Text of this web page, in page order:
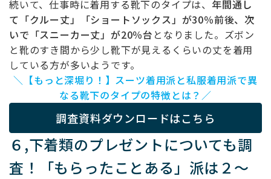
続いて、仕事時に着用する靴下のタイプは、 年間通し
て「クルー丈」「ショートソックス」が30％前後、次
いで「スニーカー丈」が20％台 となりました。ズボン
と靴のすき間から少し靴下が見えるくらいの丈を着用
している方が多いようです。
＼【もっと深堀り！】スーツ着用派と私服着用派で異
なる靴下のタイプの特徴とは？／
調査資料ダウンロードはこちら
６,下着類のプレゼントについても調
査！「もらったことある」派は２～